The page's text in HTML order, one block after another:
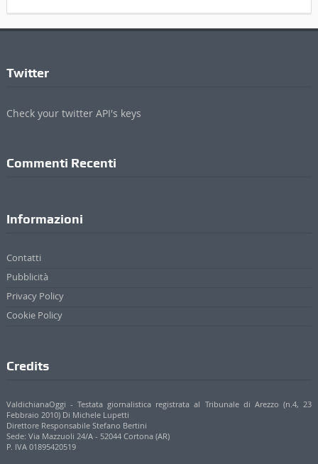
Twitter
Check your twitter API's keys
Commenti Recenti
Informazioni
Contatti
Pubblicità
Privacy Policy
Cookie Policy
Credits
ValdichianaOggi - Testata giornalistica registrata al Tribunale di Arezzo (n.4, 23
Febbraio 2010) Di Michele Lupetti
Direttore Responsabile Stefano Bertini
Sede: Via Mazzuoli 24/A - 52044 Cortona (AR)
P. IVA 01895420519